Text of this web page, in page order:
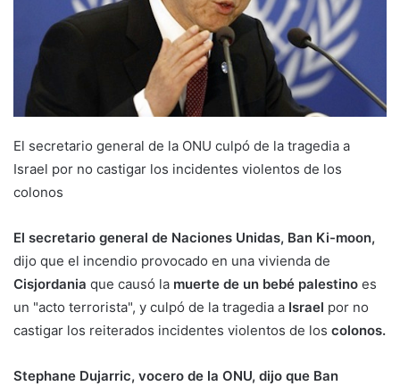
El secretario general de la ONU culpó de la tragedia a
Israel por no castigar los incidentes violentos de los
colonos
El secretario general de Naciones Unidas, Ban Ki-moon,
dijo que el incendio provocado en una vivienda de
Cisjordania que causó la muerte de un bebé palestino es
un "acto terrorista", y culpó de la tragedia a Israel por no
castigar los reiterados incidentes violentos de los colonos.
Stephane Dujarric, vocero de la ONU, dijo que Ban